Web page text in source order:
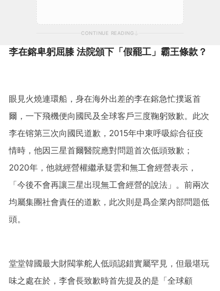
CONTINUE READING
李在鎔卑躬屈膝 法院頒下「假罷工」霸王條款？
眼見火燒連環船，身在海外出差的李在鎔急忙撲返首
爾，一下飛機便向國民及全球客戶三度鞠躬致歉。此次
李在镕第三次向國民道歉，2015年中東呼吸綜合征疫
情時，他因三星首爾醫院應對問題首次低頭致歉；
2020年，他就經營權繼承疑雲和無工會經營表示，
「今後不會再讓三星出現無工會經營的說法」。前兩次
均屬集團社會責任的道歉，此次則是爲企業內部問題低
頭。
堂堂韓國最大財閥掌舵人低頭認錯實屬罕見，但最堪玩
味之處在於，李會長致歉時首先提及的是「全球顧